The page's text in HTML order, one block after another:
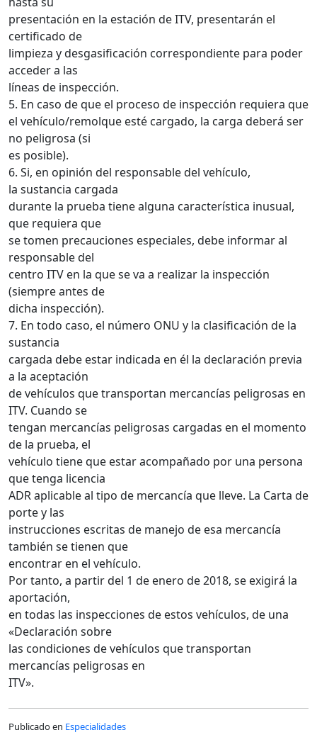
presentación en la estación de ITV, presentarán el
certificado de
limpieza y desgasificación correspondiente para poder
acceder a las
líneas de inspección.
5. En caso de que el proceso de inspección requiera que
el vehículo/remolque esté cargado, la carga deberá ser
no peligrosa (si
es posible).
6. Si, en opinión del responsable del vehículo,
la sustancia cargada
durante la prueba tiene alguna característica inusual,
que requiera que
se tomen precauciones especiales, debe informar al
responsable del
centro ITV en la que se va a realizar la inspección
(siempre antes de
dicha inspección).
7. En todo caso, el número ONU y la clasificación de la
sustancia
cargada debe estar indicada en él la declaración previa
a la aceptación
de vehículos que transportan mercancías peligrosas en
ITV. Cuando se
tengan mercancías peligrosas cargadas en el momento
de la prueba, el
vehículo tiene que estar acompañado por una persona
que tenga licencia
ADR aplicable al tipo de mercancía que lleve. La Carta de
porte y las
instrucciones escritas de manejo de esa mercancía
también se tienen que
encontrar en el vehículo.
Por tanto, a partir del 1 de enero de 2018, se exigirá la
aportación,
en todas las inspecciones de estos vehículos, de una
«Declaración sobre
las condiciones de vehículos que transportan
mercancías peligrosas en
ITV».
Publicado en Especialidades